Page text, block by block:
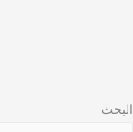
البحث